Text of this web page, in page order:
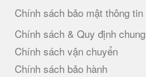
Chính sách bảo mật thông tin
Chính sách & Quy định chung
Chính sách vận chuyển
Chính sách bảo hành